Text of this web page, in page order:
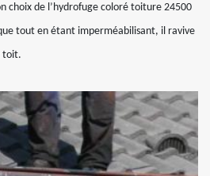
choix de l’hydrofuge coloré toiture 24500
tout en étant imperméabilisant, il ravive
toit.